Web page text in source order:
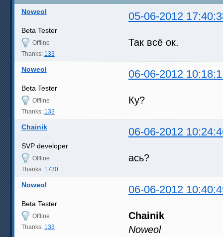
Noweol 05-06-2012
Beta Tester
Offline
Thanks: 133
Так всё ок.
Noweol 06-06-2012
Beta Tester
Offline
Thanks: 133
Ку?
Chainik 06-06-2012
SVP developer
Offline
Thanks: 1730
ась?
Noweol 06-06-2012
Beta Tester
Offline
Thanks: 133
Chainik
Noweol